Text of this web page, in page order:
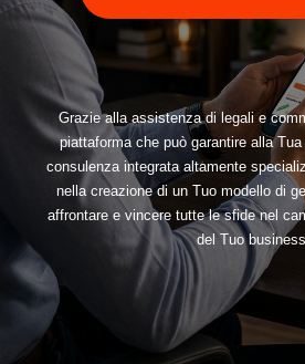
Grazie alla assistenza di legali e
piattaforma che può garantire alla
consulenza integrata altamente
nella creazione di un Tuo modello di
affrontare e vincere tutte le sfide nel
del Tuo business.